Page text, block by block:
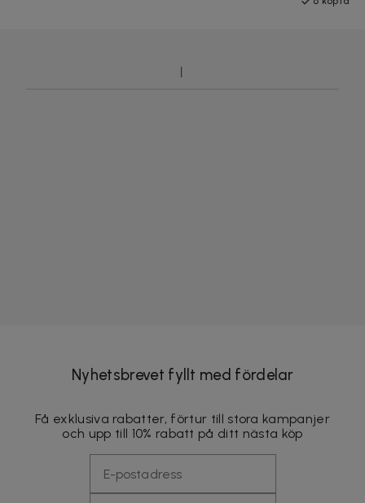
Nyhetsbrevet fyllt med fördelar
Få exklusiva rabatter, förtur till stora kampanjer
och upp till 10% rabatt på ditt nästa köp